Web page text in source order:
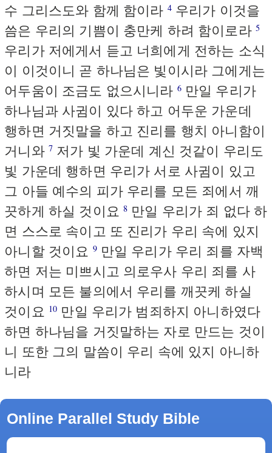
수 그리스도와 함께 함이라 4우리가 이것을
씀은 우리의 기쁨이 충만케 하려 함이로라 5
우리가 저에게서 듣고 너희에게 전하는 소식
이 이것이니 곧 하나님은 빛이시라 그에게는
어두움이 조금도 없으시니라 6만일 우리가
하나님과 사귐이 있다 하고 어두운 가운데
행하면 거짓말을 하고 진리를 행치 아니함이
거니와 7 저가 빛 가운데 계신 것같이 우리도
빛 가운데 행하면 우리가 서로 사귐이 있고
그 아들 예수의 피가 우리를 모든 죄에서 깨
끗하게 하실 것이요 8 만일 우리가 죄 없다 하
면 스스로 속이고 또 진리가 우리 속에 있지
아니할 것이요 9만일 우리가 우리 죄를 자백
하면 저는 미쁘시고 의로우사 우리 죄를 사
하시며 모든 불의에서 우리를 깨끗케 하실
것이요 10 만일 우리가 범죄하지 아니하였다
하면 하나님을 거짓말하는 자로 만드는 것이
니 또한 그의 말씀이 우리 속에 있지 아니하
니라
Online Parallel Study Bible